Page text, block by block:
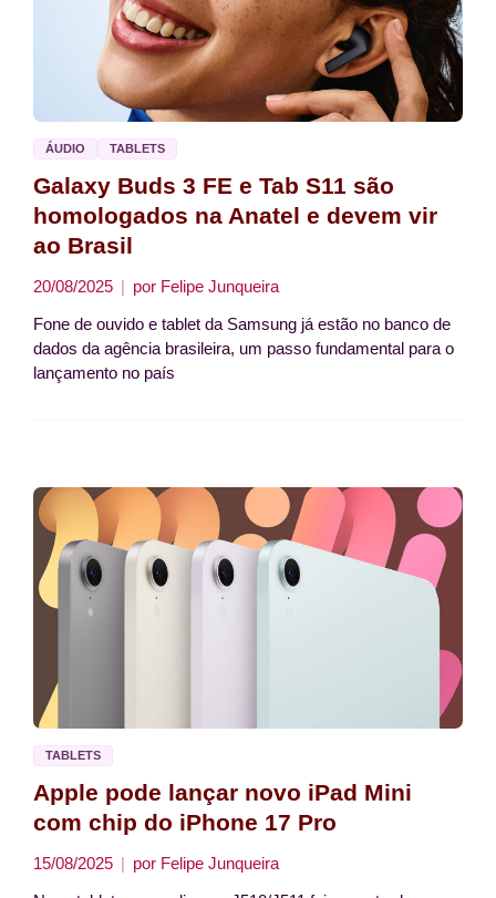
ÁUDIO TABLETS
Galaxy Buds 3 FE e Tab S11 são
homologados na Anatel e devem vir
ao Brasil
20/08/2025 por Felipe Junqueira
Fone de ouvido e tablet da Samsung já estão no banco de
dados da agência brasileira, um passo fundamental para o
lançamento no país
TABLETS
Apple pode lançar novo iPad Mini
com chip do iPhone 17 Pro
15/08/2025 por Felipe Junqueira